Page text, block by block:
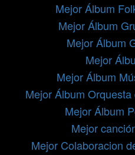
Mejor Álbum
Mejor Álbum
Mejor Álbum
Mejor
Mejor Álbum
Mejor Álbum
Mejor Álbum
Mejor
Mejor Colaboracion